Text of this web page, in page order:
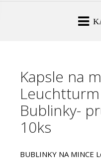
Kapsle na
Bublinky-
10ks
BUBLINKY NA MINCE